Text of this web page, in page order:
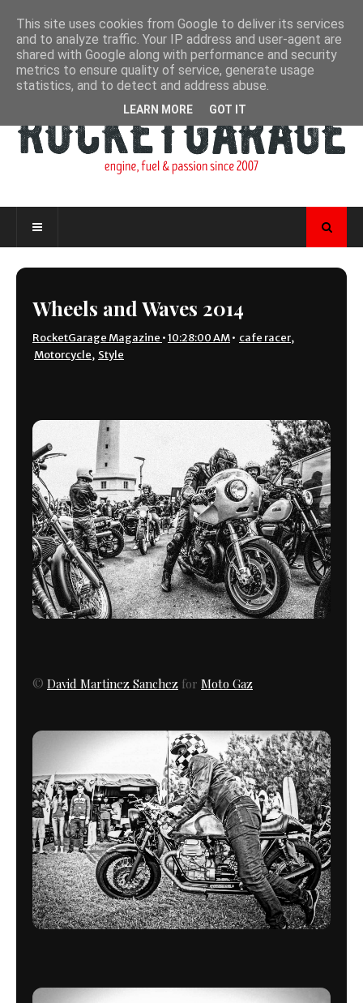
Wheels and Waves 2014
RocketGarage Magazine •10:28:00 AM• cafe racer,
Motorcycle, Style
© David Martinez Sanchez for Moto Gaz
This site uses cookies from Google to deliver its services
and to analyze traffic. Your IP address and user-agent are
shared with Google along with performance and security
metrics to ensure quality of service, generate usage
statistics, and to detect and address abuse.
LEARN MORE GOT IT